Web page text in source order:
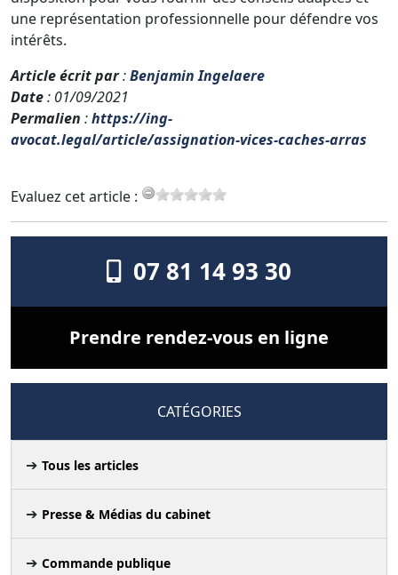
une représentation professionnelle pour défendre vos
intérêts.
Article écrit par:Benjamin Ingelaere
Date: 01/09/2021
Permalien :https://ing-
avocat.legal/article/assignation-vices-caches-arras
Evaluez cet article :
07 81 14 93 30
Prendre rendez-vous en ligne
CATÉGORIES
Tous les articles
Presse & Médias du cabinet
Commande publique